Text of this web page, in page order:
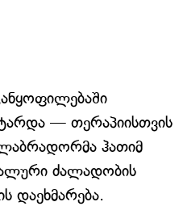
— თერაპიისთვის
ჰათიმ
ძალადობის
დაეხმარება.